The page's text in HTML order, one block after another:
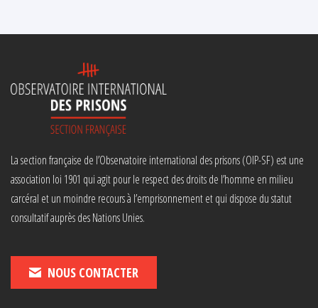
La section française de l’Observatoire international des prisons (OIP-SF) est une
association loi 1901 qui agit pour le respect des droits de l’homme en milieu
carcéral et un moindre recours à l’emprisonnement et qui dispose du statut
consultatif auprès des Nations Unies.
NOUS CONTACTER